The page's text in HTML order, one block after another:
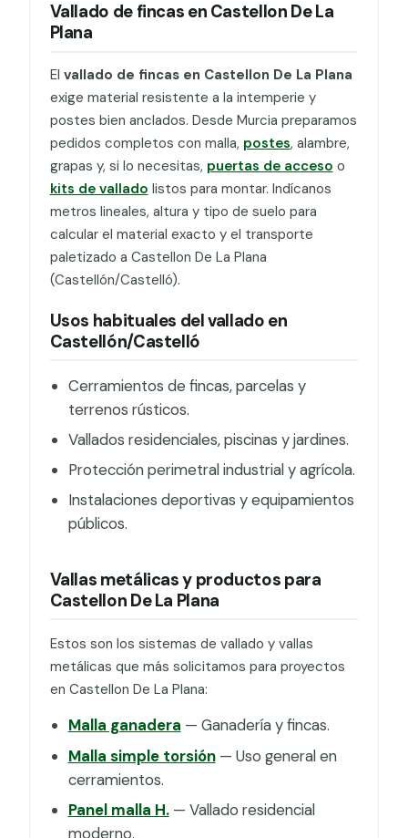
Vallado de fincas en Castellon De La
Plana
El vallado de fincas en Castellon De La Plana
exige material resistente a la intemperie y
postes bien anclados. Desde Murcia preparamos
pedidos completos con malla, postes, alambre,
grapas y, si lo necesitas, puertas de acceso o
kits de vallado listos para montar. Indícanos
metros lineales, altura y tipo de suelo para
calcular el material exacto y el transporte
paletizado a Castellon De La Plana
(Castellón/Castelló).
Usos habituales del vallado en
Castellón/Castelló
Cerramientos de fincas, parcelas y
terrenos rústicos.
Vallados residenciales, piscinas y jardines.
Protección perimetral industrial y agrícola.
Instalaciones deportivas y equipamientos
públicos.
Vallas metálicas y productos para
Castellon De La Plana
Estos son los sistemas de vallado y vallas
metálicas que más solicitamos para proyectos
en Castellon De La Plana:
Malla ganadera — Ganadería y fincas.
Malla simple torsión— Uso general en
cerramientos.
Panel malla H.— Vallado residencial
moderno.